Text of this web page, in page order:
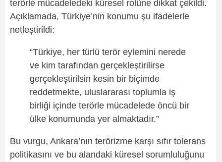
terörle mücadeledeki küresel rolüne dikkat çekildi.
Açıklamada, Türkiye’nin konumu şu ifadelerle
netleştirildi:
“Türkiye, her türlü terör eylemini nerede
ve kim tarafından gerçekleştirilirse
gerçekleştirilsin kesin bir biçimde
reddetmekte, uluslararası toplumla iş
birliği içinde terörle mücadelede öncü bir
ülke konumunda yer almaktadır.”
Bu vurgu, Ankara’nın terörizme karşı sıfır tolerans
politikasını ve bu alandaki küresel sorumluluğunu